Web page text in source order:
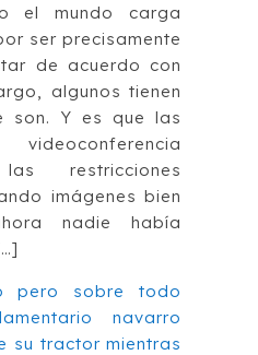
el mundo carga
ser precisamente
de acuerdo con
algunos tienen
son. Y es que las
restricciones
imágenes bien
nadie había
pero sobre todo
navarro
su tractor mientras